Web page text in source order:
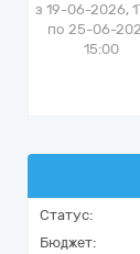
з 19-06-2026,
по 25-06-
15:00
Статус:
Бюджет: